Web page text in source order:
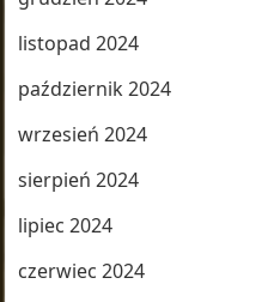
listopad 2024
październik 2024
wrzesień 2024
sierpień 2024
lipiec 2024
czerwiec 2024